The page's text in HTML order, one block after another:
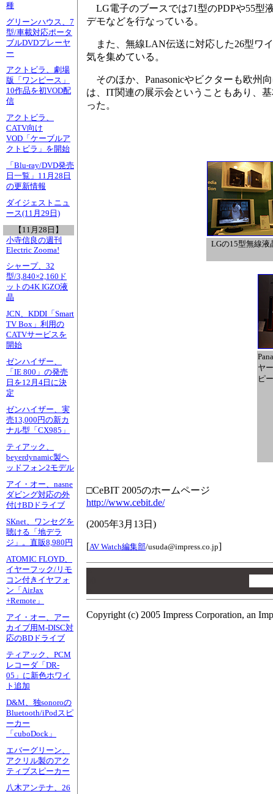
種
グリーンハウス、7
型/車載対応ポータ
ブルDVDプレーヤ
ー
アクトビラ、劇場
版「ワンピース」
10作品を初VOD配
信
アクトビラ、
CATV向け
VOD「ケーブルア
クトビラ」を開始
「Blu-ray/DVD発売
日一覧」11月28日
の更新情報
ダイジェストニュ
ース(11月29日)
【11月28日】
小寺信良の週刊
Electric Zooma!
シャープ、32
型/3,840×2,160ド
ットの4K IGZO液
晶
JCN、KDDI「Smart
TV Box」利用の
CATVサービスを
開始
ゼンハイザー、
「IE 800」の発売
日を12月4日に決
定
ゼンハイザー、実
売13,000円の新カ
ナル型「CX985」
ティアック、
beyerdynamic製ヘ
ッドフォン2モデル
アイ・オー、nasne
ダビング対応の外
付けBDドライブ
SKnet、ワンセグを
聴ける「地デラ
ジ」。直販8,980円
ATOMIC FLOYD、
イヤーフック/リモ
コン付きイヤフォ
ン「AirJax
+Remote」
アイ・オー、アー
カイブ用M-DISC対
応のBDドライブ
ティアック、PCM
レコーダ「DR-
05」に新色ホワイ
ト追加
D&M、独sonoroの
Bluetooth/iPodスピ
ーカー
「cuboDock」
エバーグリーン、
アクリル製のアク
ティブスピーカー
八木アンテナ、26
LG電子のブースでは71型のPDPや55型
デモなどを行なっている。
また、無線LAN伝送に対応した26型ワ
気を集めている。
そのほか、Panasonicやビクターも欧州
は、IT関連の展示会ということもあり、
った。
LGの15型無線液
ヤ
ピ
□CeBIT 2005のホームページ
http://www.cebit.de/
(2005年3月13日 )
[AV Watch編集部/usuda@impress.co.jp]
Copyright (c) 2005 Impress Corporation, an